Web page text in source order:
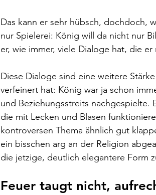
Das kann er sehr hübsch, dochdoch,
nur Spielerei: König will da nicht nur
er, wie immer, viele Dialoge hat, die
Diese Dialoge sind eine weitere
verfeinert hat: König war ja schon
und Beziehungsstreits nachgespielte.
die mit Lecken und Blasen
kontroversen Thema ähnlich gut
ein bisschen arg an der Religion
die jetzige, deutlich elegantere Form
Feuer taugt nicht,